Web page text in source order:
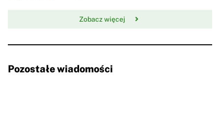
Zobacz więcej
Pozostałe wiadomości